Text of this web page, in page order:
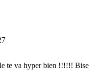
te va hyper bien !!!!!! Bise